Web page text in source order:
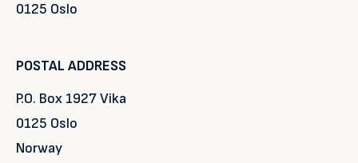
0125 Oslo
POSTAL ADDRESS
P.O. Box 1927 Vika
0125 Oslo
Norway